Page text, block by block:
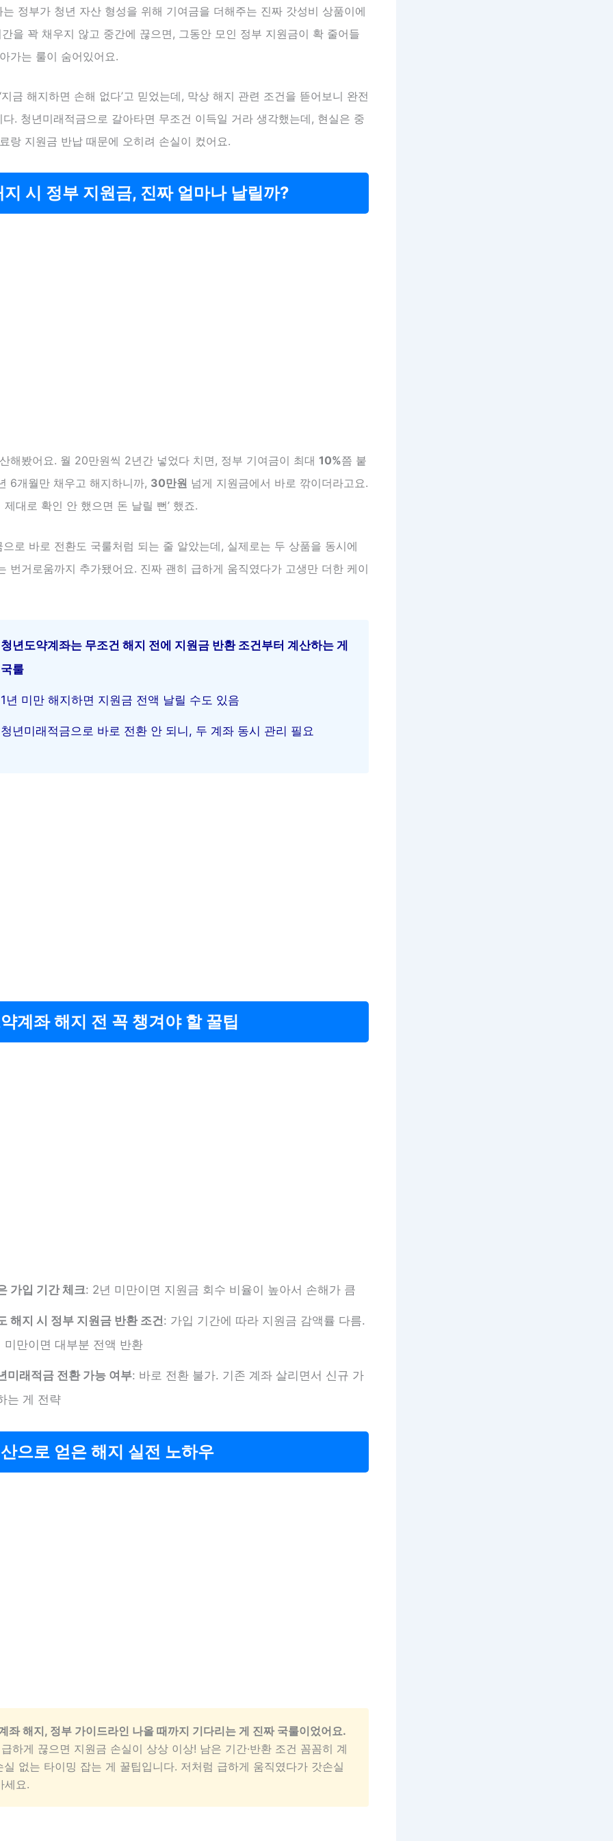
는 정부가 청년 자산 형성을 위해 기여금을 더해주는 진짜 갓성비 상품이에
을 꽉 채우지 않고 중간에 끊으면, 그동안 모인 정부 지원금이 확 줄어들
가는 룰이 숨어있어요.
지금 해지하면 손해 없다’고 믿었는데, 막상 해지 관련 조건을 뜯어보니 완전
. 청년미래적금으로 갈아타면 무조건 이득일 거라 생각했는데, 현실은 중
랑 지원금 반납 때문에 오히려 손실이 컸어요.
지 시 정부 지원금, 진짜 얼마나 날릴까?
해봤어요. 월 20만원씩 2년간 넣었다 치면, 정부 기여금이 최대 10%쯤 붙
6개월만 채우고 해지하니까, 30만원 넘게 지원금에서 바로 깎이더라고요.
제대로 확인 안 했으면 돈 날릴 뻔’ 했죠.
으로 바로 전환도 국룰처럼 되는 줄 알았는데, 실제로는 두 상품을 동시에
번거로움까지 추가됐어요. 진짜 괜히 급하게 움직였다가 고생만 더한 케이
청년도약계좌는 무조건 해지 전에 지원금 반환 조건부터 계산하는 게
국룰
1년 미만 해지하면 지원금 전액 날릴 수도 있음
청년미래적금으로 바로 전환 안 되니, 두 계좌 동시 관리 필요
계좌 해지 전 꼭 챙겨야 할 꿀팁
가입 기간 체크: 2년 미만이면 지원금 회수 비율이 높아서 손해가 큼
해지 시 정부 지원금 반환 조건: 가입 기간에 따라 지원금 감액률 다름.
미만이면 대부분 전액 반환
미래적금 전환 가능 여부: 바로 전환 불가. 기존 계좌 살리면서 신규 가
는 게 전략
으로 얻은 해지 실전 노하우
좌 해지, 정부 가이드라인 나올 때까지 기다리는 게 진짜 국룰이었어요.
하게 끊으면 지원금 손실이 상상 이상! 남은 기간·반환 조건 꼼꼼히 계
실 없는 타이밍 잡는 게 꿀팁입니다. 저처럼 급하게 움직였다가 갓손실
세요.